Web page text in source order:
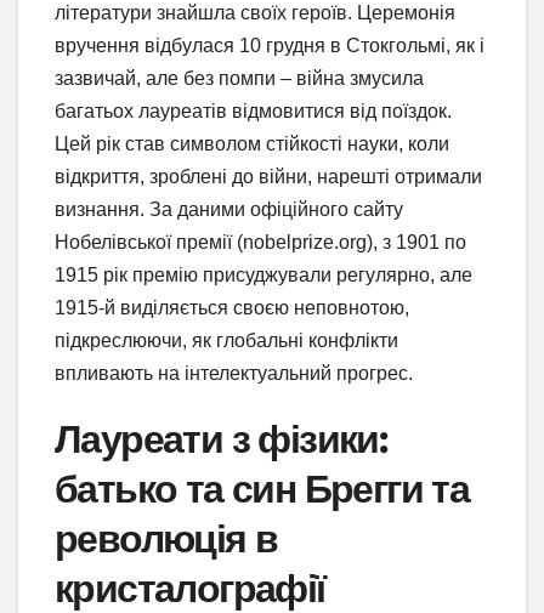
літератури знайшла своїх героїв. Церемонія
вручення відбулася 10 грудня в Стокгольмі, як і
зазвичай, але без помпи – війна змусила
багатьох лауреатів відмовитися від поїздок.
Цей рік став символом стійкості науки, коли
відкриття, зроблені до війни, нарешті отримали
визнання. За даними офіційного сайту
Нобелівської премії (nobelprize.org), з 1901 по
1915 рік премію присуджували регулярно, але
1915-й виділяється своєю неповнотою,
підкреслюючи, як глобальні конфлікти
впливають на інтелектуальний прогрес.
Лауреати з фізики:
батько та син Брегги та
революція в
кристалографії